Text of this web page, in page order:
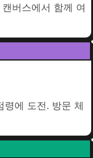
버스에서 함께 여
에 도전. 방문 체